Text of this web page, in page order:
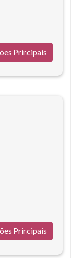
Principais
Principais